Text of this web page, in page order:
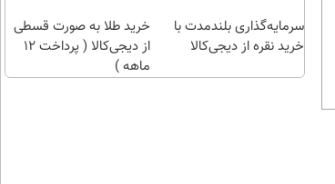
سرمایه‌گذاری بلندمدت با
خرید نقره از دیجی‌کالا
خرید طلا به صورت قسطی
از دیجی‌کالا ( پرداخت 12
ماهه )